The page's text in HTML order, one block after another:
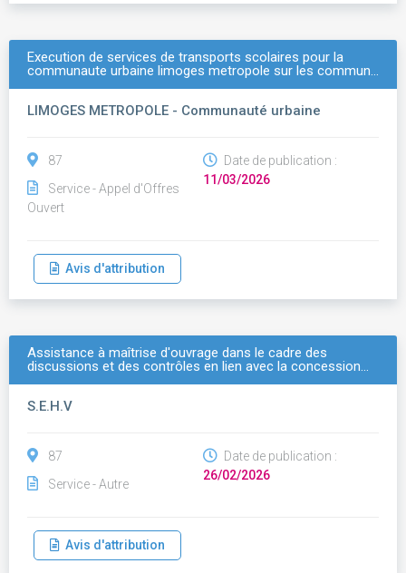
Execution de services de transports scolaires pour la
communaute urbaine limoges metropole sur les commun…
LIMOGES METROPOLE - Communauté urbaine
87
Service - Appel d'Offres
Ouvert
Date de publication :
11/03/2026
Avis d'attribution
Assistance à maîtrise d'ouvrage dans le cadre des
discussions et des contrôles en lien avec la concession…
S.E.H.V
87
Service - Autre
Date de publication :
26/02/2026
Avis d'attribution